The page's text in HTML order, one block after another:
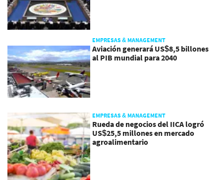
EMPRESAS & MANAGEMENT
Aviación generará US$8,5 billones
al PIB mundial para 2040
EMPRESAS & MANAGEMENT
Rueda de negocios del IICA logró
US$25,5 millones en mercado
agroalimentario